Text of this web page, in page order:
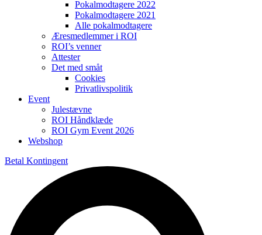
Pokalmodtagere 2022
Pokalmodtagere 2021
Alle pokalmodtagere
Æresmedlemmer i ROI
ROI’s venner
Attester
Det med småt
Cookies
Privatlivspolitik
Event
Julestævne
ROI Håndklæde
ROI Gym Event 2026
Webshop
Betal Kontingent